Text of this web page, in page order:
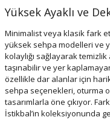
Yüksek Ayaklı ve
Minimalist veya klasik fark
yüksek sehpa modelleri ve
kolaylığı sağlayarak
taşınabilir ve yer
özellikle dar alanlar için
sehpa seçenekleri, oturma
tasarımlarla öne çıkıyor.
İstikbal’in koleksiyonunda